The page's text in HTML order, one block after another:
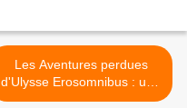
Les Aventures perdues
d'Ulysse Erosomnibus : une
odyssée sonore >